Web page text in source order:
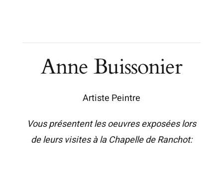
Anne Buissonier
Artiste Peintre
Vous présentent les oeuvres exposées lors
de leurs visites à la Chapelle de Ranchot: